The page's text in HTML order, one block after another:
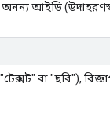
অনন্য আইডি
বা "ছবি"),